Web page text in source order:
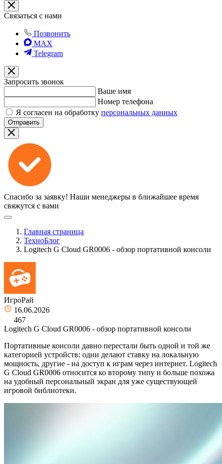
Связаться с нами
Позвонить
MAX
Telegram
Запросить звонок
Ваше имя
Номер телефона
Я согласен на обработку персональных данных
Отправить
Спасибо за заявку! Наши менеджеры в ближайшее время
свяжутся с вами
Главная страница
ТехноБлог
Logitech G Cloud GR0006 - обзор портативной консоли
ИгроРай
16.06.2026
467
Logitech G Cloud GR0006 - обзор портативной консоли
Портативные консоли давно перестали быть одной и той же
категорией устройств: одни делают ставку на локальную
мощность, другие - на доступ к играм через интернет. Logitech
G Cloud GR0006 относится ко второму типу и больше похожа
на удобный персональный экран для уже существующей
игровой библиотеки.